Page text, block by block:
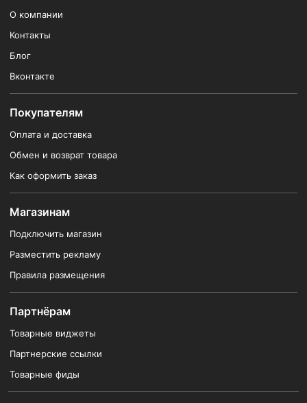
О компании
Контакты
Блог
Вконтакте
Покупателям
Оплата и доставка
Обмен и возврат товара
Как оформить заказ
Магазинам
Подключить магазин
Разместить рекламу
Правила размещения
Партнёрам
Товарные виджеты
Партнерские ссылки
Товарные фиды